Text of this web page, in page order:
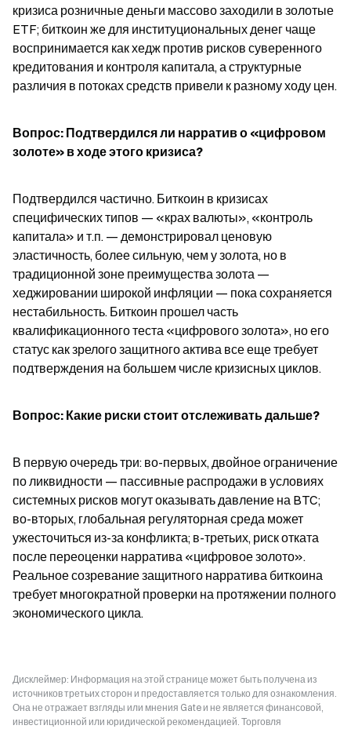
кризиса розничные деньги массово заходили в золотые
ETF; биткоин же для институциональных денег чаще
воспринимается как хедж против рисков суверенного
кредитования и контроля капитала, а структурные
различия в потоках средств привели к разному ходу цен.
Вопрос: Подтвердился ли нарратив о «цифровом
золоте» в ходе этого кризиса?
Подтвердился частично. Биткоин в кризисах
специфических типов — «крах валюты», «контроль
капитала» и т.п. — демонстрировал ценовую
эластичность, более сильную, чем у золота, но в
традиционной зоне преимущества золота —
хеджировании широкой инфляции — пока сохраняется
нестабильность. Биткоин прошел часть
квалификационного теста «цифрового золота», но его
статус как зрелого защитного актива все еще требует
подтверждения на большем числе кризисных циклов.
Вопрос: Какие риски стоит отслеживать дальше?
В первую очередь три: во-первых, двойное ограничение
по ликвидности — пассивные распродажи в условиях
системных рисков могут оказывать давление на BTC;
во-вторых, глобальная регуляторная среда может
ужесточиться из-за конфликта; в-третьих, риск отката
после переоценки нарратива «цифровое золото».
Реальное созревание защитного нарратива биткоина
требует многократной проверки на протяжении полного
экономического цикла.
Дисклеймер: Информация на этой странице может быть получена из
источников третьих сторон и предоставляется только для ознакомления.
Она не отражает взгляды или мнения Gate и не является финансовой,
инвестиционной или юридической рекомендацией. Торговля